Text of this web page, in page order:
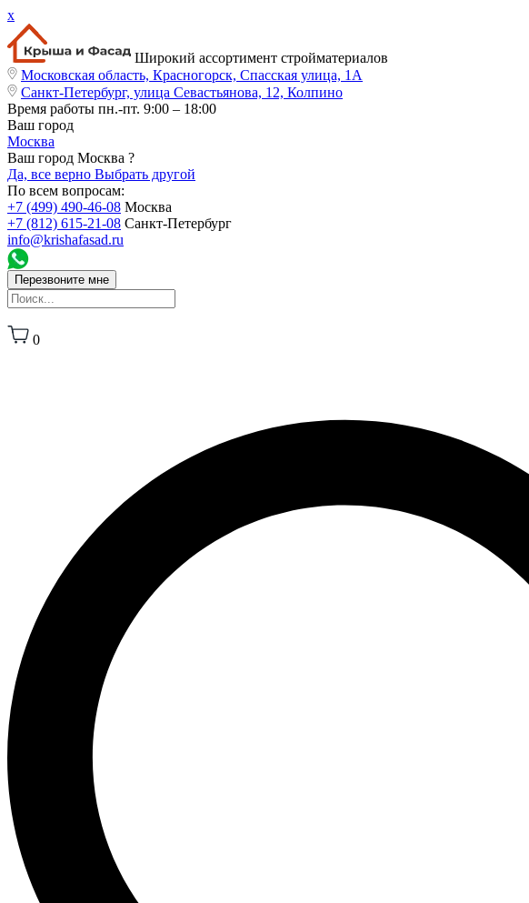
x
Широкий ассортимент стройматериалов
Московская область, Красногорск, Спасская улица, 1А
Санкт-Петербург, улица Севастьянова, 12, Колпино
Время работы пн.-пт. 9:00 – 18:00
Ваш город
Москва
Ваш город Москва ?
Да, все верно Выбрать другой
По всем вопросам:
+7 (499) 490-46-08 Москва
+7 (812) 615-21-08 Санкт-Петербург
info@krishafasad.ru
Перезвоните мне
0